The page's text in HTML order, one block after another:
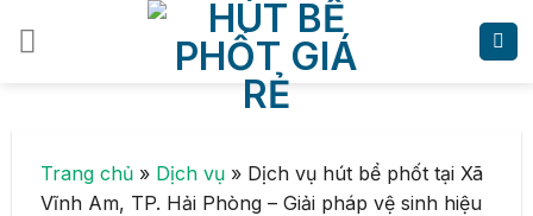
Trang chủ » Dịch vụ » Dịch vụ hút bể phốt tại Xã
Vĩnh Am, TP. Hải Phòng – Giải pháp vệ sinh hiệu